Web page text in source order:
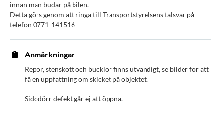
innan man budar på bilen.
Detta görs genom att ringa till Transportstyrelsens talsvar på
telefon 0771-141516
Anmärkningar
Repor, stenskott och bucklor finns utvändigt, se bilder för att
få en uppfattning om skicket på objektet.
Sidodörr defekt går ej att öppna.